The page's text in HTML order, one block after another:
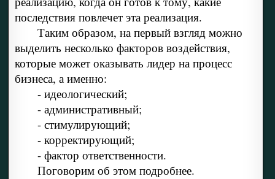
последствия повлечет эта реализация.
Таким образом, на первый взгляд можно
выделить несколько факторов воздействия,
которые может оказывать лидер на процесс
бизнеса, а именно:
- идеологический;
- административный;
- стимулирующий;
- корректирующий;
- фактор ответственности.
Поговорим об этом подробнее.